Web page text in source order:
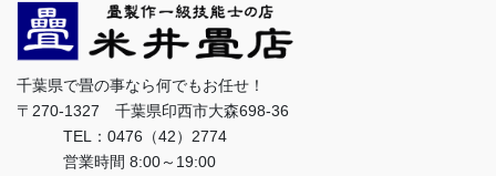
千葉県で畳の事なら何でもお任せ！
〒270-1327 千葉県印西市大森698-36
TEL：0476（42）2774
営業時間 8:00～19:00